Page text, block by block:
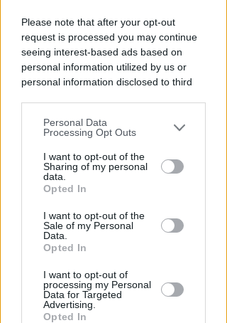
Please note that after your opt-out
request is processed you may continue
seeing interest-based ads based on
personal information utilized by us or
personal information disclosed to third
You may separately opt-out of the further
disclosure of your personal information
by third parties on the IAB’s list of
downstream participants.
by us to third parties on the IAB’s List of
Downstream Participants that may
further disclose it to other third parties.
Personal Data
Processing Opt Outs
I want to opt-out of the
Sharing of my personal
data.
Opted In
I want to opt-out of the
Sale of my Personal
Data.
Opted In
I want to opt-out of
processing my Personal
Data for Targeted
Advertising.
Opted In
SABATO AL "BIANCHELLI"
Ingresso gratuito per il test
match tra Vigor Senigallia e
Rimini
Icaro Sport